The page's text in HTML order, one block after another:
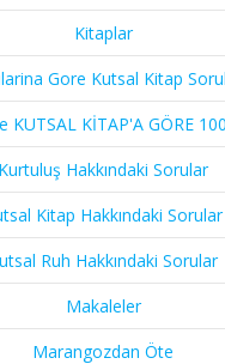
Kitaplar
Gore Kutsal Kitap
KUTSAL KİTAP'A GÖRE
Kurtuluş Hakkındaki Sorular
Kitap Hakkındaki Sorular
Ruh Hakkındaki Sorular
Makaleler
Marangozdan Öte